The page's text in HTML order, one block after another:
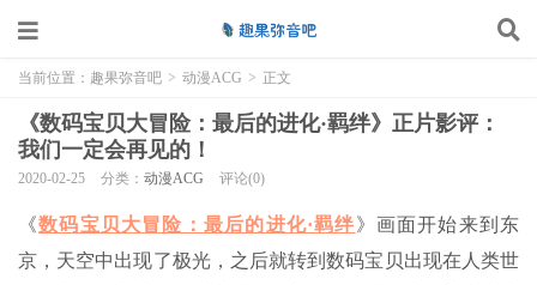
当前位置： 趣果弥音吧 > 动漫ACG > 正文
《数码宝贝大冒险：最后的进化·羁绊》正片影评：
我们一定会再见的！
2020-02-25 分类： 动漫ACG 评论(0)
《数码宝贝大冒险：最后的进化·羁绊》画面开始来到东
京，天空中出现了极光，之后就转到数码宝贝出现在人类世